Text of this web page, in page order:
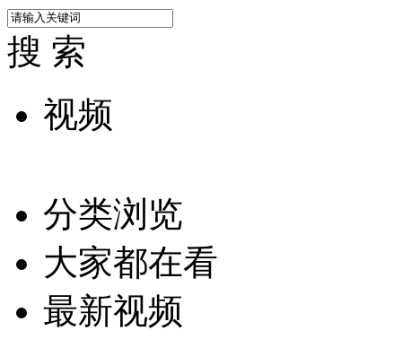
搜 索
视频
分类浏览
大家都在看
最新视频